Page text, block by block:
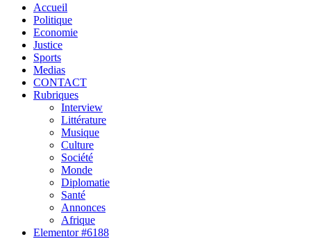
Accueil
Politique
Economie
Justice
Sports
Medias
CONTACT
Rubriques
Interview
Littérature
Musique
Culture
Société
Monde
Diplomatie
Santé
Annonces
Afrique
Elementor #6188